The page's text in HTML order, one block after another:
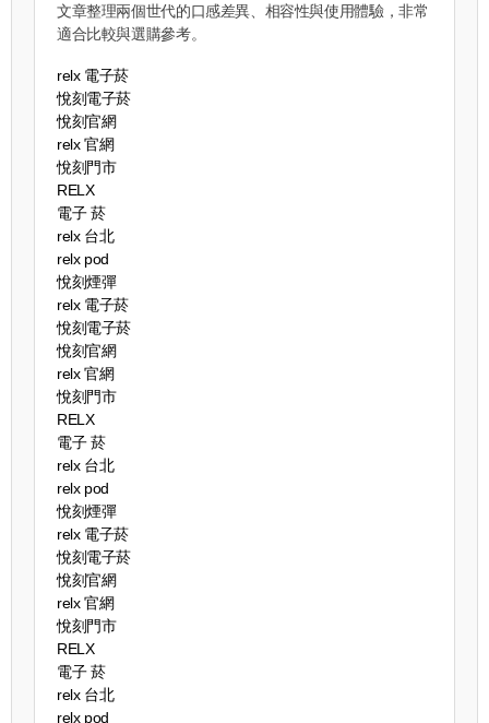
文章整理兩個世代的口感差異、相容性與使用體驗，非常
適合比較與選購參考。
relx 電子菸
悅刻電子菸
悅刻官網
relx 官網
悅刻門市
RELX
電子 菸
relx 台北
relx pod
悅刻煙彈
relx 電子菸
悅刻電子菸
悅刻官網
relx 官網
悅刻門市
RELX
電子 菸
relx 台北
relx pod
悅刻煙彈
relx 電子菸
悅刻電子菸
悅刻官網
relx 官網
悅刻門市
RELX
電子 菸
relx 台北
relx pod